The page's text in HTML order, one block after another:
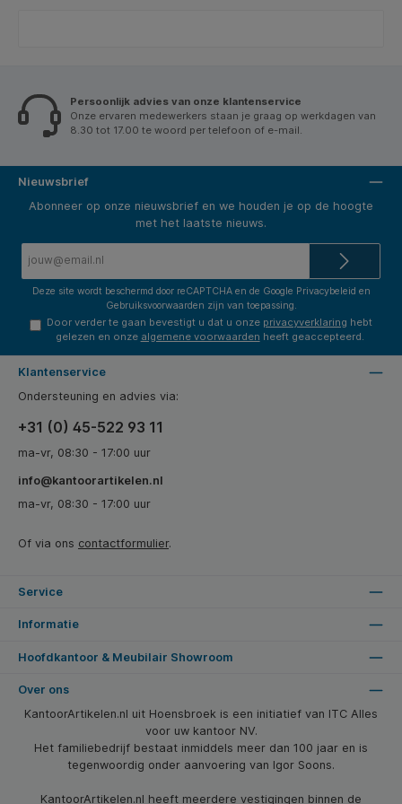
Persoonlijk advies van onze klantenservice
Onze ervaren medewerkers staan je graag op werkdagen van
8.30 tot 17.00 te woord per telefoon of e-mail.
Nieuwsbrief
Abonneer op onze nieuwsbrief en we houden je op de hoogte
met het laatste nieuws.
Deze site wordt beschermd door reCAPTCHA en de Google Privacybeleid en
Gebruiksvoorwaarden zijn van toepassing.
Door verder te gaan bevestigt u dat u onze privacyverklaring hebt
gelezen en onze algemene voorwaarden heeft geaccepteerd.
Klantenservice
Ondersteuning en advies via:
+31 (0) 45-522 93 11
ma-vr, 08:30 - 17:00 uur
info@kantoorartikelen.nl
ma-vr, 08:30 - 17:00 uur
Of via ons contactformulier.
Service
Informatie
Hoofdkantoor & Meubilair Showroom
Over ons
KantoorArtikelen.nl uit Hoensbroek is een initiatief van ITC Alles
voor uw kantoor NV.
Het familiebedrijf bestaat inmiddels meer dan 100 jaar en is
tegenwoordig onder aanvoering van Igor Soons.
KantoorArtikelen.nl heeft meerdere vestigingen binnen de